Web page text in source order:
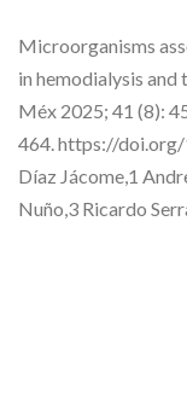
Microorganisms
in hemodialysis
Méx 2025; 41 (8):
464. https://
Díaz Jácome,1
Nuño,3 Ricardo